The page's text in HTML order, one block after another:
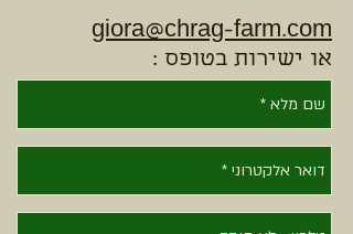
giora@chrag-farm.com
או ישירות בטופס :